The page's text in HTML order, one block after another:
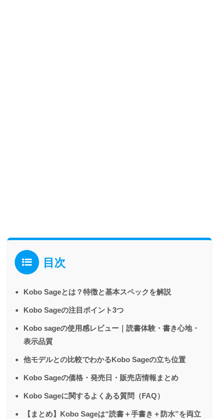
目次
Kobo Sageとは？特徴と基本スペックを解説
Kobo Sageの注目ポイント3つ
Kobo sageの使用感レビュー｜読書体験・書き心地・
表示品質
他モデルとの比較でわかるKobo Sageの立ち位置
Kobo Sageの価格・発売日・販売店情報まとめ
Kobo Sageに関するよくある質問（FAQ）
【まとめ】Kobo Sageは“読書＋手書き＋防水”を両立